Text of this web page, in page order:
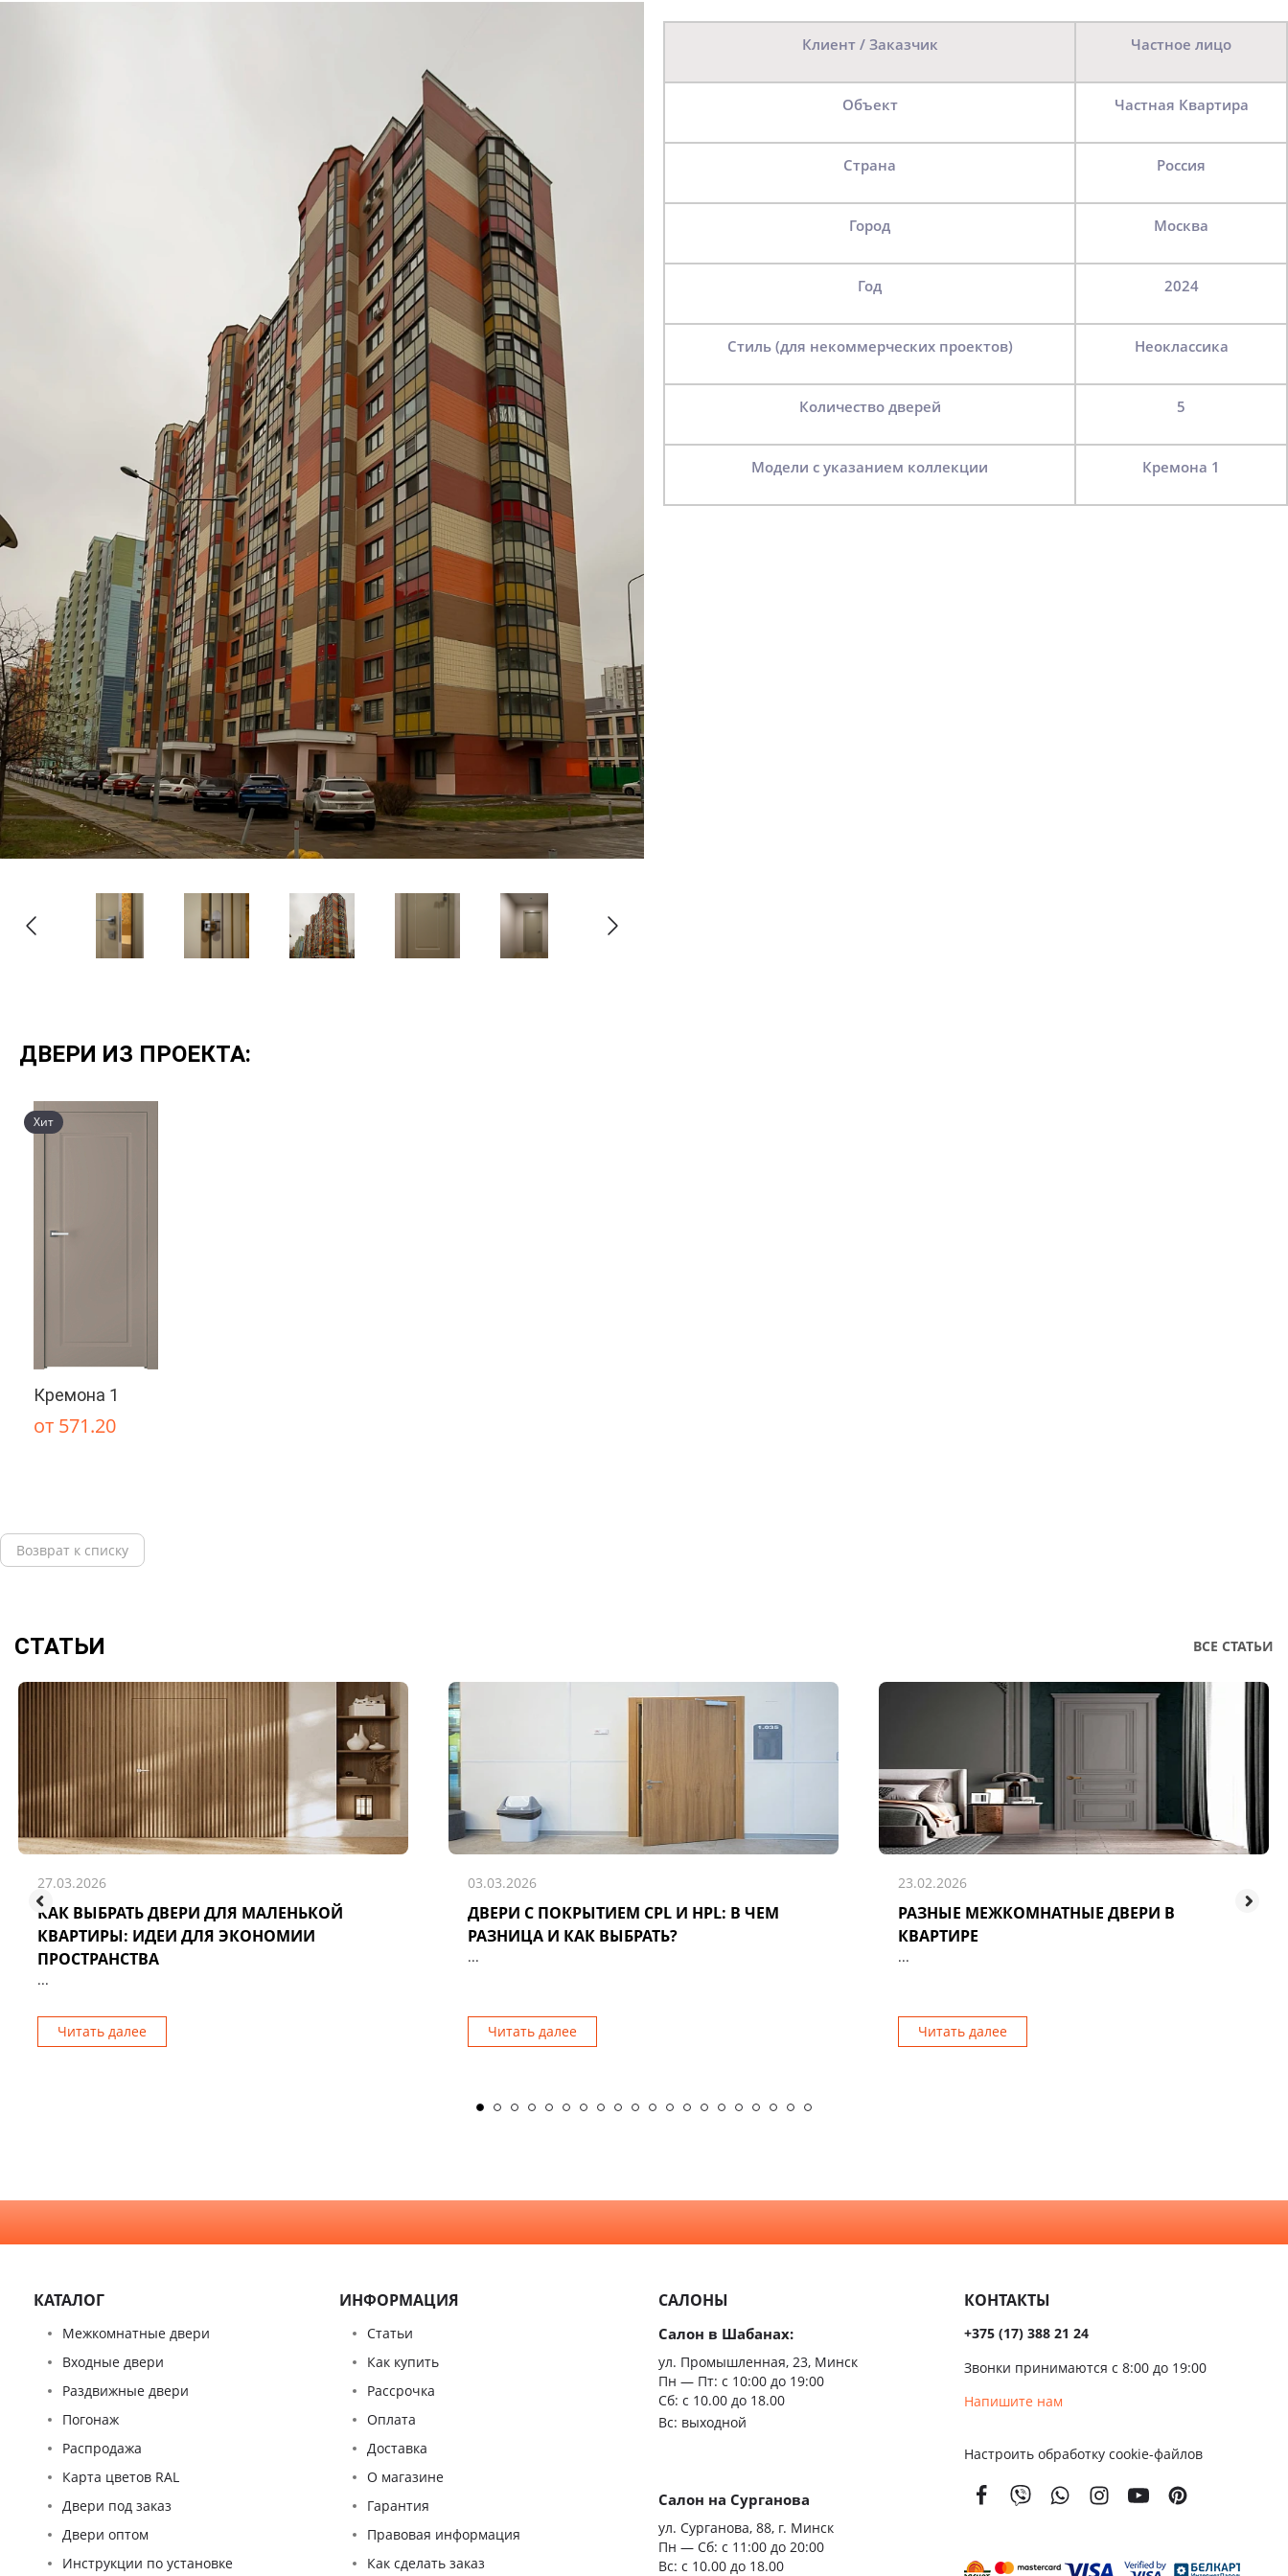
Клиент / Заказчик Частное лицо
Объект Частная Квартира
Страна Россия
Город Москва
Год 2024
Стиль (для некоммерческих проектов) Неоклассика
Количество дверей 5
Модели с указанием коллекции Кремона 1
ДВЕРИ ИЗ ПРОЕКТА:
Кремона 1
от 571.20
Хит
Возврат к списку
СТАТЬИ ВСЕ СТАТЬИ
27.03.2026
КАК ВЫБРАТЬ ДВЕРИ ДЛЯ МАЛЕНЬКОЙ
КВАРТИРЫ: ИДЕИ ДЛЯ ЭКОНОМИИ
ПРОСТРАНСТВА
...
Читать далее
03.03.2026
ДВЕРИ С ПОКРЫТИЕМ CPL И HPL: В ЧЕМ
РАЗНИЦА И КАК ВЫБРАТЬ?
...
Читать далее
23.02.2026
РАЗНЫЕ МЕЖКОМНАТНЫЕ ДВЕРИ В
КВАРТИРЕ
...
Читать далее
КАТАЛОГ
Межкомнатные двери
Входные двери
Раздвижные двери
Погонаж
Распродажа
Карта цветов RAL
Двери под заказ
Двери оптом
Инструкции по установке
ИНФОРМАЦИЯ
Статьи
Как купить
Рассрочка
Оплата
Доставка
О магазине
Гарантия
Правовая информация
Как сделать заказ
САЛОНЫ
Салон в Шабанах:
ул. Промышленная, 23, Минск
Пн — Пт: с 10:00 до 19:00
Сб: с 10.00 до 18.00
Вс: выходной
Салон на Сурганова
ул. Сурганова, 88, г. Минск
Пн — Сб: с 11:00 до 20:00
Вс: с 10.00 до 18.00
КОНТАКТЫ
+375 (17) 388 21 24
Звонки принимаются с 8:00 до 19:00
Напишите нам
Настроить обработку cookie-файлов